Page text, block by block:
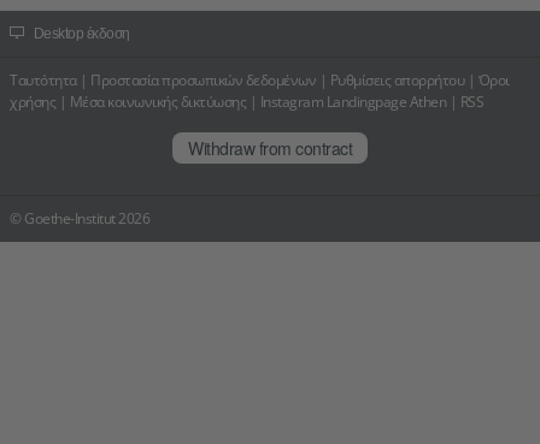
Desktop έκδοση
Ταυτότητα| Προστασία προσωπικών δεδομένων | Ρυθμίσεις απορρήτου| Όροι
χρήσης | Μέσα κοινωνικής δικτύωσης | Instagram Landingpage Athen | RSS
Withdraw from contract
© Goethe-Institut 2026